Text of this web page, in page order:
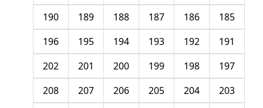
185
186
187
188
189
190
191
192
193
194
195
196
197
198
199
200
201
202
203
204
205
206
207
208